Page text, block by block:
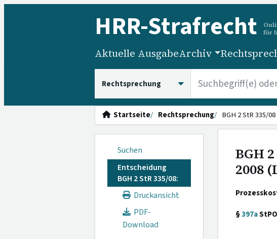
HRR-Strafrecht
für
Aktuelle AusgabeArchiv
Startseite Rechtsprechung BGH 2 StR 335/
Suchen
Entscheidung
BGH 2 StR 335/08:
Druckansicht
PDF-
Download
BGH
2008
§397a